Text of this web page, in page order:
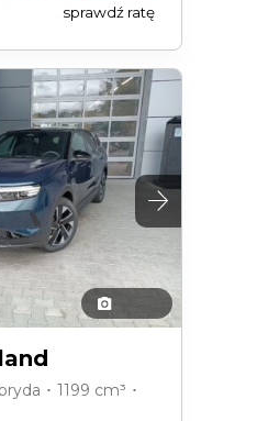
sprawdź ratę
･ 1199 cm³ ･